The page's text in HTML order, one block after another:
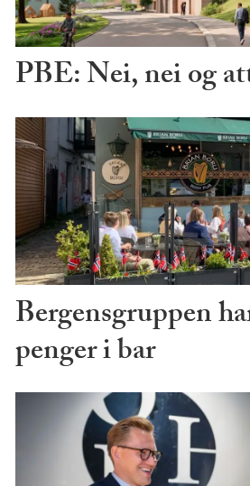
PBE: Nei, nei og
Bergensgruppen
penger i bar